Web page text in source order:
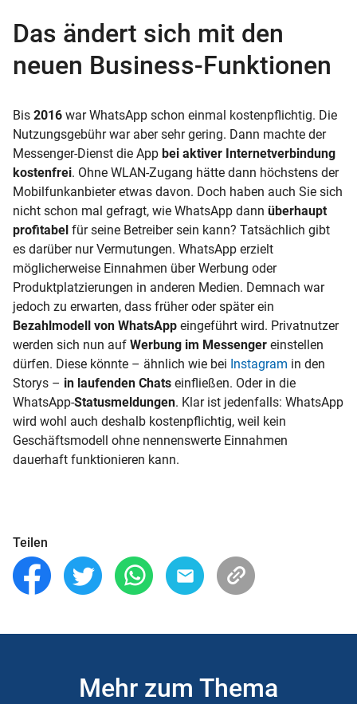
Das ändert sich mit den
neuen Business-Funktionen
Bis 2016 war WhatsApp schon einmal kostenpflichtig. Die
Nutzungsgebühr war aber sehr gering. Dann machte der
Messenger-Dienst die App bei aktiver Internetverbindung
kostenfrei. Ohne WLAN-Zugang hätte dann höchstens der
Mobilfunkanbieter etwas davon. Doch haben auch Sie sich
nicht schon mal gefragt, wie WhatsApp dann überhaupt
profitabel für seine Betreiber sein kann? Tatsächlich gibt
es darüber nur Vermutungen. WhatsApp erzielt
möglicherweise Einnahmen über Werbung oder
Produktplatzierungen in anderen Medien. Demnach war
jedoch zu erwarten, dass früher oder später ein
Bezahlmodell von WhatsApp eingeführt wird. Privatnutzer
werden sich nun auf Werbung im Messenger einstellen
dürfen. Diese könnte – ähnlich wie bei Instagram in den
Storys – in laufenden Chats einfließen. Oder in die
WhatsApp-Statusmeldungen. Klar ist jedenfalls: WhatsApp
wird wohl auch deshalb kostenpflichtig, weil kein
Geschäftsmodell ohne nennenswerte Einnahmen
dauerhaft funktionieren kann.
Teilen
Mehr zum Thema